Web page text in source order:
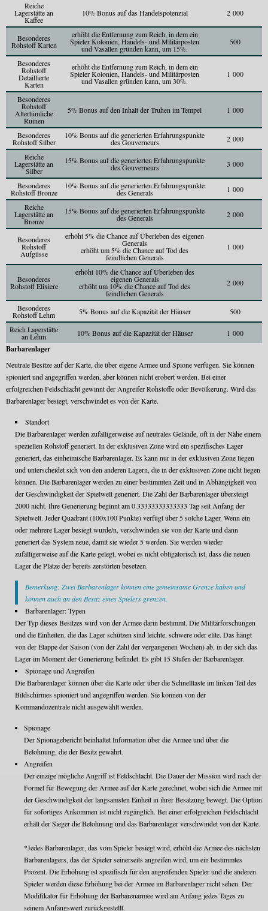
Reiche
Lagerstätte an
Kaffee
10% Bonus auf das Handelspotenzial 2 000
Besonderes
Rohstoff Karten
erhöht die Entfernung zum Reich, in dem ein
Spieler Kolonien, Handels- und Militärposten
und Vasallen gründen kann, um 15%.
500
Besonderes
Rohstoff
Detaillierte
Karten
erhöht die Entfernung zum Reich, in dem ein
Spieler Kolonien, Handels- und Militärposten
und Vasallen gründen kann, um 30%.
1 000
Besonderes
Rohstoff
Altertümliche
Ruinen
5% Bonus auf den Inhalt der Truhen im Tempel 1 000
Besonderes
Rohstoff Silber
10% Bonus auf die generierten Erfahrungspunkte
des Gouverneurs
2 000
Reiche
Lagerstätte an
Silber
15% Bonus auf die generierten Erfahrungspunkte
des Gouverneurs 3 000
Besonderes
Rohstoff Bronze
10% Bonus auf die generierten Erfahrungspunkte
des Generals
1 000
Reiche
Lagerstätte an
Bronze
15% Bonus auf die generierten Erfahrungspunkte
des Generals 2 000
Besonderes
Rohstoff
Aufgüsse
erhöht 5% die Chance auf Überleben des eigenen
Generals
erhöht um 5% die Chance auf Tod des
feindlichen Generals
1 000
Besonderes
Rohstoff Elixiere
erhöht 10% die Chance auf Überleben des
eigenen Generals
erhöht um 10% die Chance auf Tod des
feindlichen Generals
2 000
Besonderes
Rohstoff Lehm 5% Bonus auf die Kapazität der Häuser
500
Reich Lagerstätte
an Lehm 10% Bonus auf die Kapazität der Häuser 1 000
Barbarenlager
Neutrale Besitze auf der Karte, die über eigene Armee und Spione verfügen. Sie können
spioniert und angegriffen werden, aber können nicht erobert werden. Bei einer
erfolgreichen Feldschlacht gewinnt der Angreifer Rohstoffe oder Bevölkerung. Wird das
Barbarenlager besiegt, verschwindet es von der Karte.
Standort
Die Barbarenlager werden zufälligerweise auf neutrales Gelände, oft in der Nähe einem
speziellen Rohstoff generiert. In der exklusiven Zone wird ein spezifisches Lager
generiert, das einheimische Barbarenlager. Es kann nur in der exklusiven Zone liegen
und unterscheidet sich von den anderen Lagern, die in der exklusiven Zone nicht liegen
können. Die Barbarenlager werden zu einer bestimmten Zeit und in Abhängigkeit von
der Geschwindigkeit der Spielwelt generiert. Die Zahl der Barbarenlager übersteigt
2000 nicht. Ihre Generierung beginnt am 0.33333333333333 Tag seit Anfang der
Spielwelt. Jeder Quadrant (100x100 Punkte) verfügt über 5 solche Lager. Wenn ein
oder mehrere Lager besiegt wurde/n, verschwinden sie von der Karte und dann
generiert das System neue, damit sie wieder 5 werden. Sie werden wieder
zufälligerweise auf die Karte gelegt, wobei es nicht obligatorisch ist, dass die neuen
Lager die Plätze der bereits zerstörten besetzen.
Bemerkung: Zwei Barbarenlager können eine gemeinsame Grenze haben und
können auch an den Besitz eines Spielers grenzen.
Barbarenlager: Typen
Der Typ dieses Besitzes wird von der Armee darin bestimmt. Die Militärforschungen
und die Einheiten, die das Lager schützen sind leichte, schwere oder elite. Das hängt
von der Etappe der Saison (von der Zahl der vergangenen Wochen) ab, in der sich das
Lager im Moment der Generierung befindet. Es gibt 15 Stufen der Barbarenlager.
Spionage und Angreifen
Die Barbarenlager können über die Karte oder über die Schnelltaste im linken Teil des
Bildschirmes spioniert und angegriffen werden. Sie können von der
Kommandozentrale nicht ausgewählt werden.
Spionage
Der Spionagebericht beinhaltet Information über die Armee und über die
Belohnung, die der Besitz gewährt.
Angreifen
Der einzige mögliche Angriff ist Feldschlacht. Die Dauer der Mission wird nach der
Formel für Bewegung der Armee auf der Karte gerechnet, wobei sich die Armee mit
der Geschwindigkeit der langsamsten Einheit in ihrer Besatzung bewegt. Die Option
für sofortiges Ankommen ist nicht zugänglich. Bei einer erfolgreichen Feldschlacht
erhält der Sieger die Belohnung und das Barbarenlager verschwindet von der Karte.
*Jedes Barbarenlager, das vom Spieler besiegt wird, erhöht die Armee des nächsten
Barbarenlagers, das der Spieler seinerseits angreifen wird, um ein bestimmtes
Prozent. Die Erhöhung ist spezifisch für den angreifenden Spieler und die anderen
Spieler werden diese Erhöhung bei der Armee im Barbarenlager nicht sehen. Der
Modifikator für Erhöhung der Barbarenarmee wird am Anfang jedes Tages zu
seinem Anfangswert zurückgestellt.